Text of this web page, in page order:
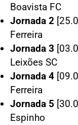
Boavista FC
Jornada 2
Ferreira
Jornada 3
Leixões SC
Jornada 4
Ferreira
Jornada 5
Espinho